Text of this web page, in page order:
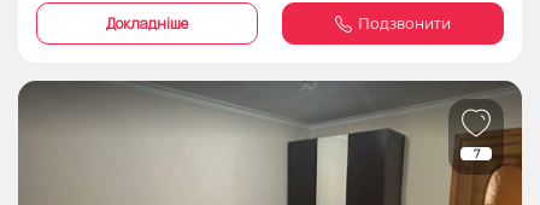
Докладніше Подзвонити
7